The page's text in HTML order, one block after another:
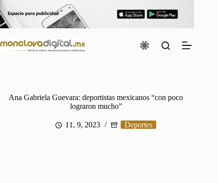
al
contenido
Ana Gabriela Guevara: deportistas mexicanos “con poco
lograron mucho”
11, 9, 2023 Deportes